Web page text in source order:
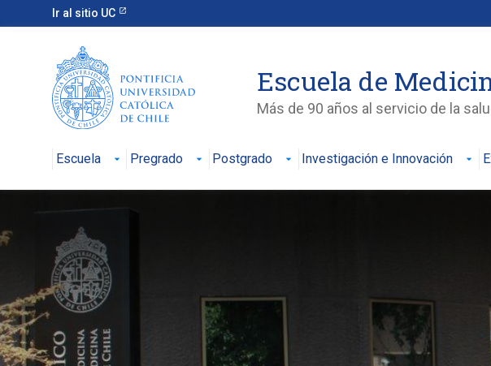
Ir al sitio UC
Escuela de
Más de 90 años al servicio de la
Escuela Pregrado Postgrado Investigación e Innovación